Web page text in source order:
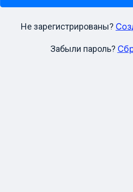
Не зарегистрированы?
Забыли пароль?